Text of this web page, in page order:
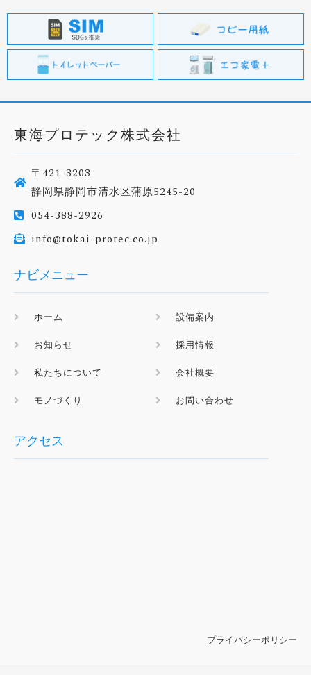
東海プロテック株式会社
〒421-3203
静岡県静岡市清水区蒲原5245-20
054-388-2926
info@tokai-protec.co.jp
ナビメニュー
ホーム
お知らせ
私たちについて
モノづくり
設備案内
採用情報
会社概要
お問い合わせ
アクセス
プライバシーポリシー